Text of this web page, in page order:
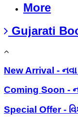
More
Gujarati
New Arrival -
Coming Soon -
Special Offer -